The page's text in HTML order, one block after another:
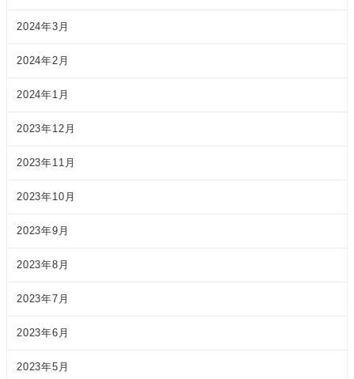
2024年3月
2024年2月
2024年1月
2023年12月
2023年11月
2023年10月
2023年9月
2023年8月
2023年7月
2023年6月
2023年5月